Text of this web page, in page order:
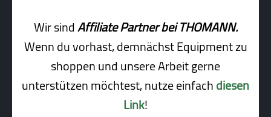
Wir sindAffiliate Partner bei THOMANN.
Wenn du vorhast, demnächst Equipment zu
shoppen und unsere Arbeit gerne
unterstützen möchtest, nutze einfachdiesen
Link!